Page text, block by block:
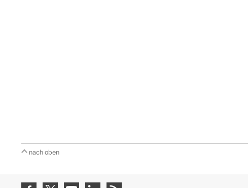
nach oben